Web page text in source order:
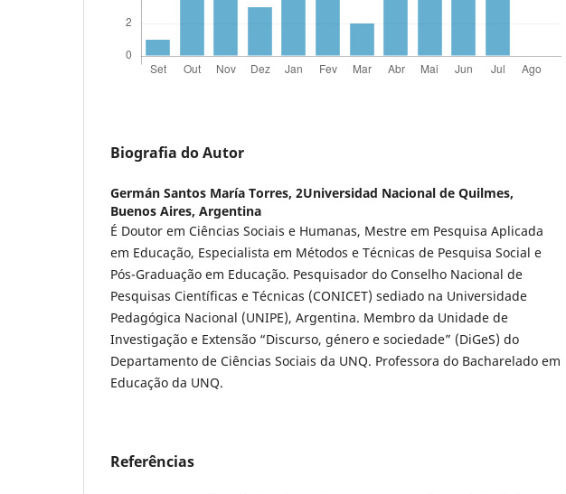
Biografia do Autor
Germán Santos María Torres, 2Universidad Nacional de Quilmes,
Buenos Aires, Argentina
É Doutor em Ciências Sociais e Humanas, Mestre em Pesquisa Aplicada
em Educação, Especialista em Métodos e Técnicas de Pesquisa Social e
Pós-Graduação em Educação. Pesquisador do Conselho Nacional de
Pesquisas Científicas e Técnicas (CONICET) sediado na Universidade
Pedagógica Nacional (UNIPE), Argentina. Membro da Unidade de
Investigação e Extensão “Discurso, género e sociedade” (DiGeS) do
Departamento de Ciências Sociais da UNQ. Professora do Bacharelado em
Educação da UNQ.
Referências